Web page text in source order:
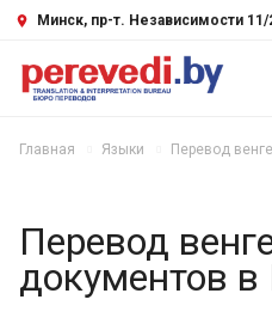
Минск, пр-т. Независимости 11/
Главная Языки Перевод
Перевод
документов